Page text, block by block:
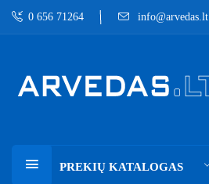
0 656 71264 info@arvedas.lt
PREKIŲ KATALOGAS